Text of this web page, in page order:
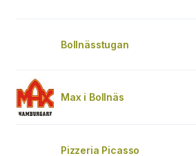
Bollnässtugan
Max i Bollnäs
Pizzeria Picasso